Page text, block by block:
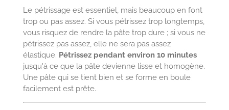
Le pétrissage est essentiel, mais beaucoup en font
trop ou pas assez. Si vous pétrissez trop longtemps,
vous risquez de rendre la pâte trop dure ; si vous ne
pétrissez pas assez, elle ne sera pas assez
élastique. Pétrissez pendant environ 10 minutes
jusqu'à ce que la pâte devienne lisse et homogène.
Une pâte qui se tient bien et se forme en boule
facilement est prête.